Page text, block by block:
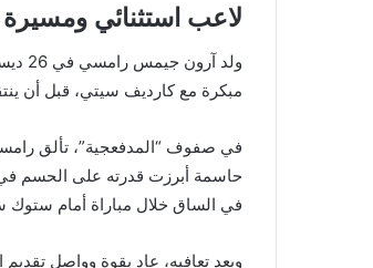
لاعب استثنائي ومسيرة
مبكرة مع كارديف سيتي، قبل أن ينتقل عام 2008 إلى أرسنال بعد صراع مع مانشستر
في صفوف “المدفعجية”، تألق
في الساق خلال مباراة أمام ستوك